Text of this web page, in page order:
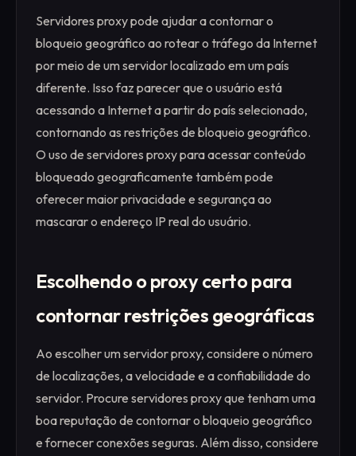
Servidores proxy pode ajudar a contornar o
bloqueio geográfico ao rotear o tráfego da Internet
por meio de um servidor localizado em um país
diferente. Isso faz parecer que o usuário está
acessando a Internet a partir do país selecionado,
contornando as restrições de bloqueio geográfico.
O uso de servidores proxy para acessar conteúdo
bloqueado geograficamente também pode
oferecer maior privacidade e segurança ao
mascarar o endereço IP real do usuário.
Escolhendo o proxy certo para
contornar restrições geográficas
Ao escolher um servidor proxy, considere o número
de localizações, a velocidade e a confiabilidade do
servidor. Procure servidores proxy que tenham uma
boa reputação de contornar o bloqueio geográfico
e fornecer conexões seguras. Além disso, considere